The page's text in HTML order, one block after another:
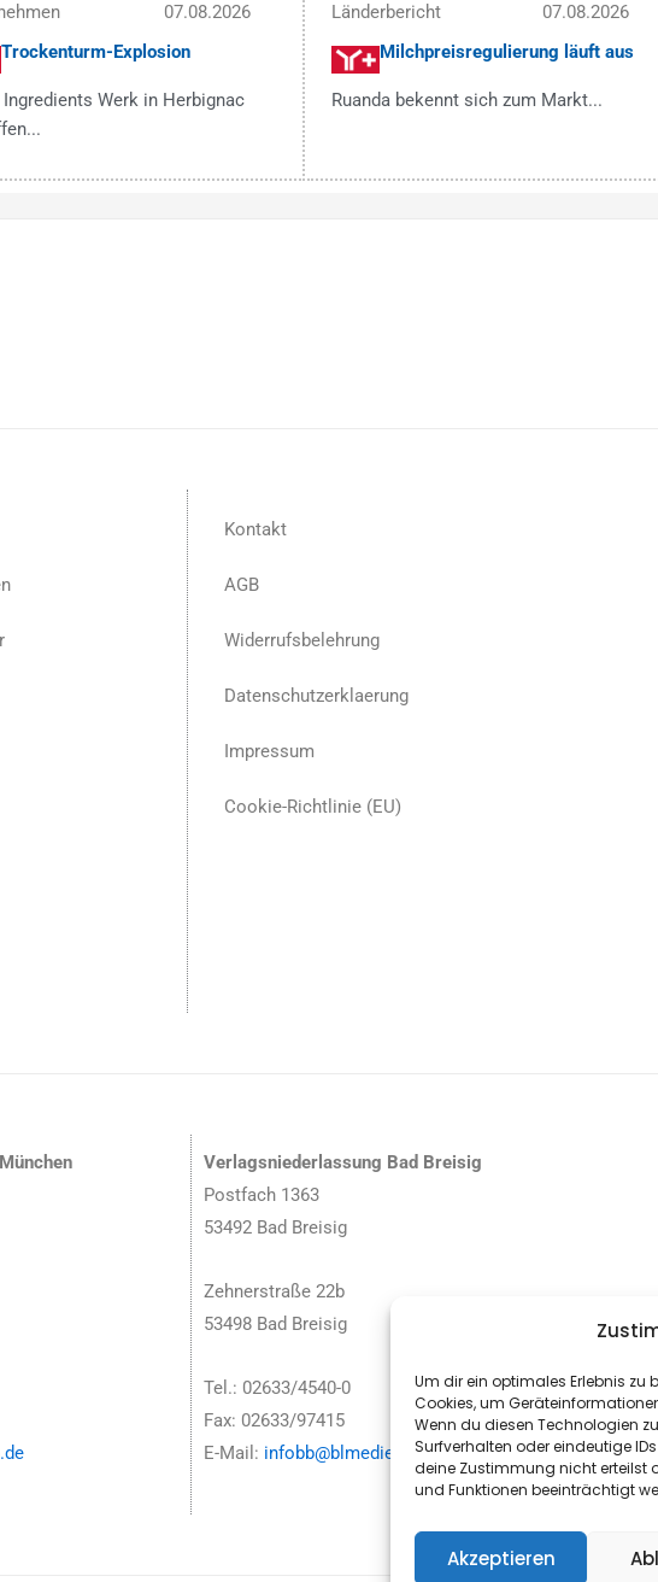
Um dir ein optimales Erlebnis zu
Cookies, um
Wenn du diesen Technologien
Surfverhalten oder eindeutige
deine Zustimmung nicht erteilst
und Funktionen beeinträchtigt
Akzeptieren
07.08.2026
Trockenturm-Explosion
Ingredients Werk in Herbignac
Länderbericht
07.08.2026
Milchpreisregulierung läuft aus
Ruanda bekennt sich zum Markt...
Kontakt
AGB
Widerrufsbelehrung
Datenschutzerklaerung
Impressum
Cookie-Richtlinie (EU)
Verlagsniederlassung Bad Breisig
Postfach 1363
53492 Bad Breisig
Zehnerstraße 22b
53498 Bad Breisig
Tel.: 02633/4540-0
Fax: 02633/97415
E-Mail: infobb@blmedien.de